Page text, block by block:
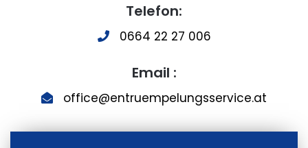
Telefon:
0664 22 27 006
Email :
office@entruempelungsservice.at